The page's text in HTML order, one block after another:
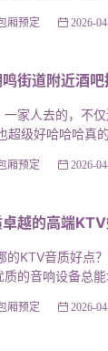
厢预定 2026-
街道附近酒
人去的，不仅
超级好哈哈哈真
厢预定 2026-
越的高端
音质好点？
质的音响设备总
厢预定 2026-